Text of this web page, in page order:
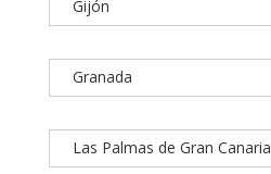
Gijón
Granada
Las Palmas de Gran Canaria